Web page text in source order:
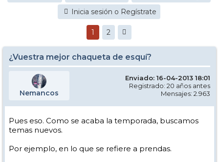
Inicia sesión o Regístrate
1 2
¿Vuestra mejor chaqueta de esquí?
Nemancos
Enviado: 16-04-2013 18:01
Registrado: 20 años antes
Mensajes: 2.963
Pues eso. Como se acaba la temporada, buscamos
temas nuevos.
Por ejemplo, en lo que se refiere a prendas.